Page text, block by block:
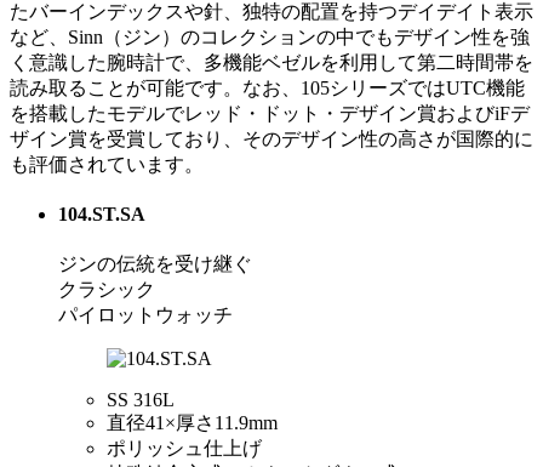
たバーインデックスや針、独特の配置を持つデイデイト表示
など、Sinn（ジン）のコレクションの中でもデザイン性を強
く意識した腕時計で、多機能ベゼルを利用して第二時間帯を
読み取ることが可能です。なお、105シリーズではUTC機能
を搭載したモデルでレッド・ドット・デザイン賞およびiFデ
ザイン賞を受賞しており、そのデザイン性の高さが国際的に
も評価されています。
104.ST.SA
ジンの伝統を受け継ぐ
クラシック
パイロットウォッチ
SS 316L
直径41×厚さ11.9mm
ポリッシュ仕上げ